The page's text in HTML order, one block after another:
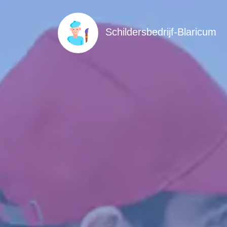
Schildersbedrijf-Blaricum